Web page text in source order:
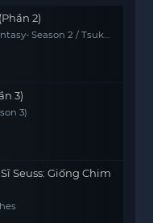
2)
Season 2 / Tsuki
3)
3)
Seuss: Giống Chim